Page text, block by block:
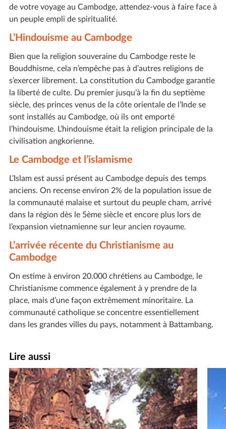
de votre voyage au Cambodge, attendez-vous à faire face à
un peuple empli de spiritualité.
L’Hindouisme au Cambodge
Bien que la religion souveraine du Cambodge reste le
Bouddhisme, cela n’empêche pas à d’autres religions de
s’exercer librement. La constitution du Cambodge garantie
la liberté de culte. Du premier jusqu’à la fin du septième
siècle, des princes venus de la côte orientale de l’Inde se
sont installés au Cambodge, où ils ont emporté
l’hindouisme. L’hindouisme était la religion principale de la
civilisation angkorienne.
Le Cambodge et l’islamisme
L’Islam est aussi présent au Cambodge depuis des temps
anciens. On recense environ 2% de la population issue de
la communauté malaise et surtout du peuple cham, arrivé
dans la région dès le 5ème siècle et encore plus lors de
l’expansion vietnamienne sur leur ancien royaume.
L’arrivée récente du Christianisme au
Cambodge
On estime à environ 20.000 chrétiens au Cambodge, le
Christianisme commence également à y prendre de la
place, mais d’une façon extrêmement minoritaire. La
communauté catholique se concentre essentiellement
dans les grandes villes du pays, notamment à Battambang.
Lire aussi